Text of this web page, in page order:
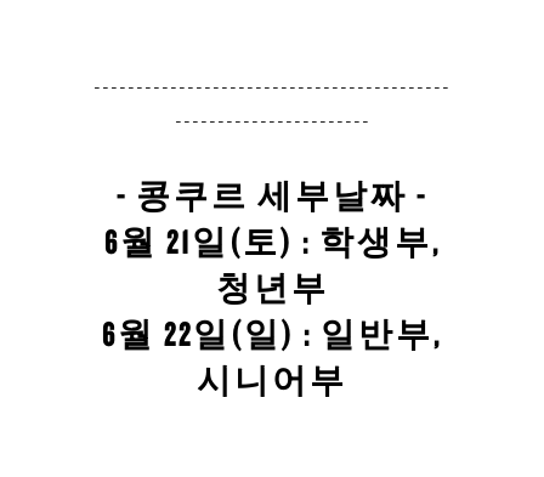
------------------------------------------
-----------------------
- 콩쿠르 세부날짜 -
6월 21일(토) : 학생부,
청년부
6월 22일(일) : 일반부,
시니어부